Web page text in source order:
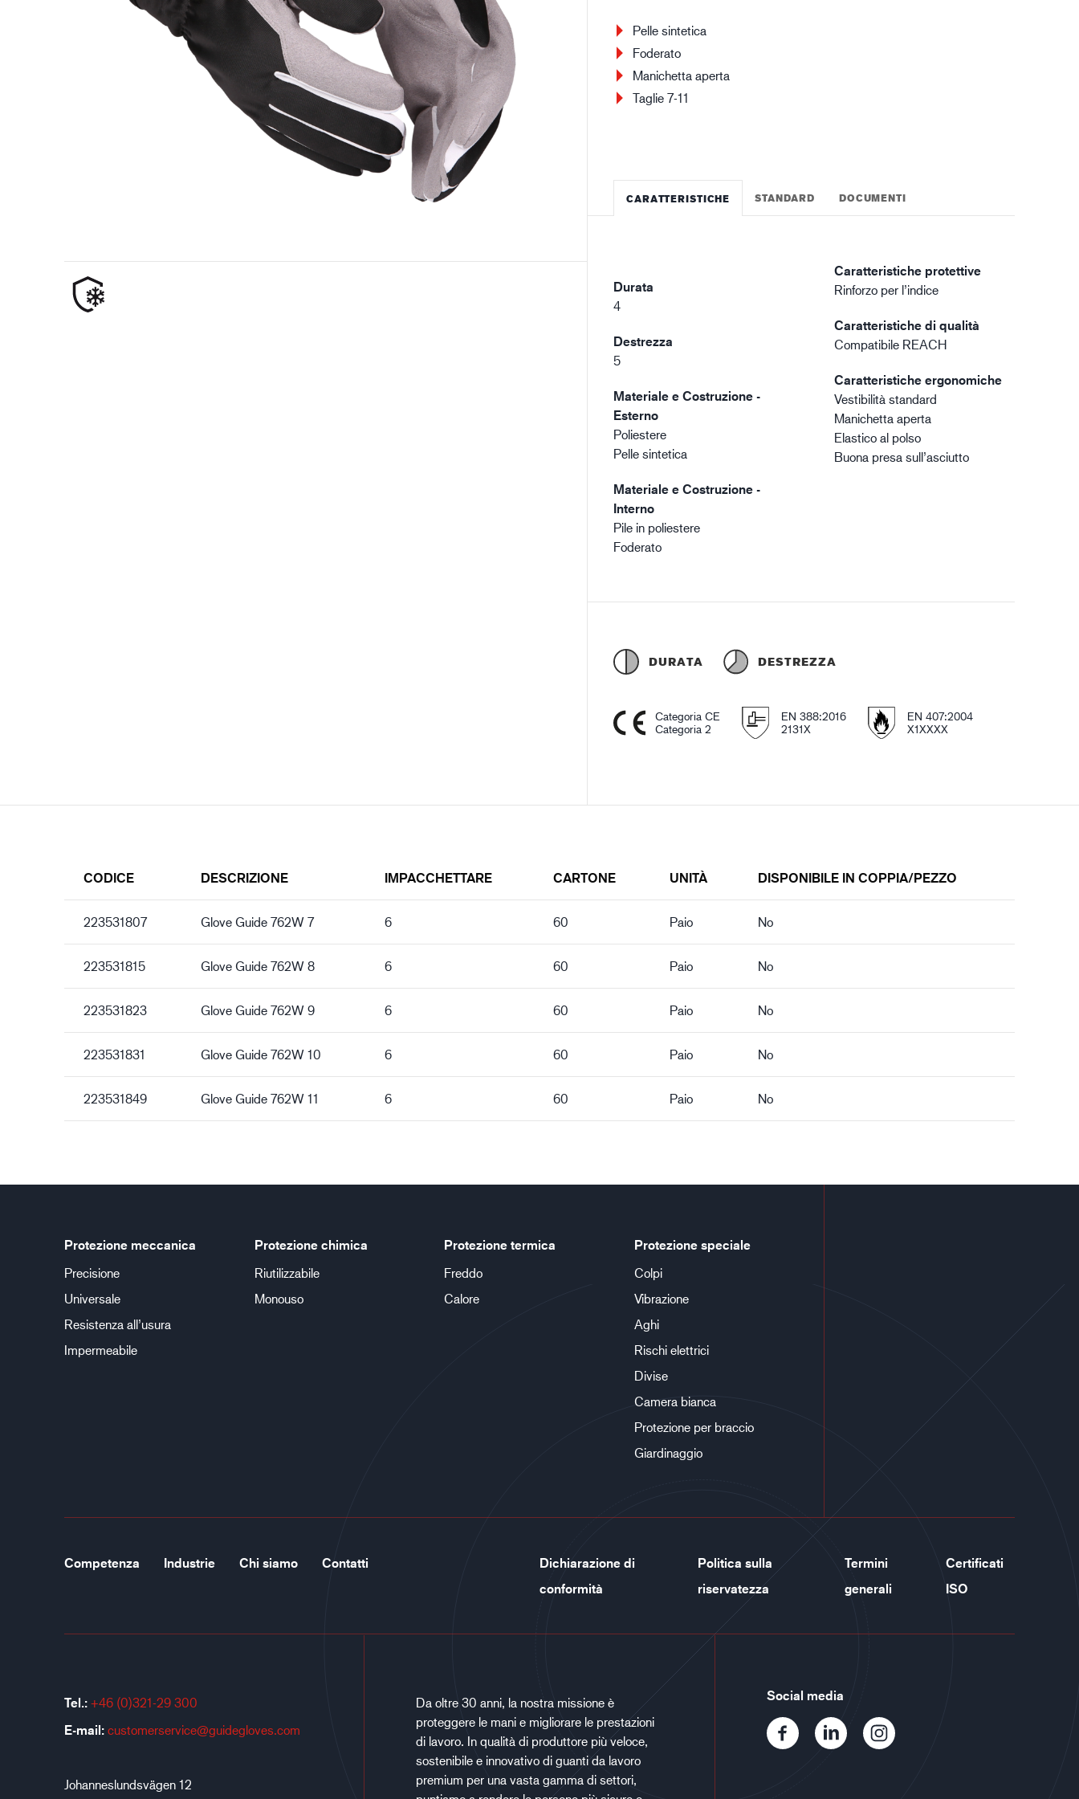
Industria petrolifera Edilizia e costruzioni
Pelle sintetica
Foderato
Manichetta aperta
Taglie 7-11
CARATTERISTICHE STANDARD DOCUMENTI
Durata
4
Destrezza
5
Materiale e Costruzione -
Esterno
Poliestere
Pelle sintetica
Materiale e Costruzione -
Interno
Pile in poliestere
Foderato
Caratteristiche protettive
Rinforzo per l’indice
Caratteristiche di qualità
Compatibile REACH
Caratteristiche ergonomiche
Vestibilità standard
Manichetta aperta
Elastico al polso
Buona presa sull’asciutto
DURATA DESTREZZA
Categoria CE
Categoria 2
EN 388:2016
2131X
EN 407:2004
X1XXXX
CODICE DESCRIZIONE IMPACCHETTARE CARTONE UNITÀ DISPONIBILE IN COPPIA/PEZZO
223531807 Glove Guide 762W 7 6 60 Paio No
223531815 Glove Guide 762W 8 6 60 Paio No
223531823 Glove Guide 762W 9 6 60 Paio No
223531831 Glove Guide 762W 10 6 60 Paio No
223531849 Glove Guide 762W 11 6 60 Paio No
Protezione meccanica
Precisione
Universale
Resistenza all’usura
Impermeabile
Protezione chimica
Riutilizzabile
Monouso
Protezione termica
Freddo
Calore
Protezione speciale
Colpi
Vibrazione
Aghi
Rischi elettrici
Divise
Camera bianca
Protezione per braccio
Giardinaggio
Competenza Industrie Chi siamo Contatti
Dichiarazione di
conformità
Politica sulla
riservatezza
Termini
generali
Certificati
ISO
Tel.: +46 (0)321-29 300
E-mail: customerservice@guidegloves.com
Johanneslundsvägen 12
Da oltre 30 anni, la nostra missione è
proteggere le mani e migliorare le prestazioni
di lavoro. In qualità di produttore più veloce,
sostenibile e innovativo di guanti da lavoro
premium per una vasta gamma di settori,
Social media